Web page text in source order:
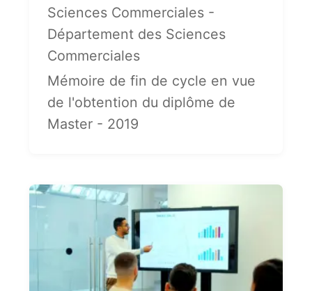
Sciences Commerciales -
Département des Sciences
Commerciales
Mémoire de fin de cycle en vue
de l'obtention du diplôme de
Master - 2019